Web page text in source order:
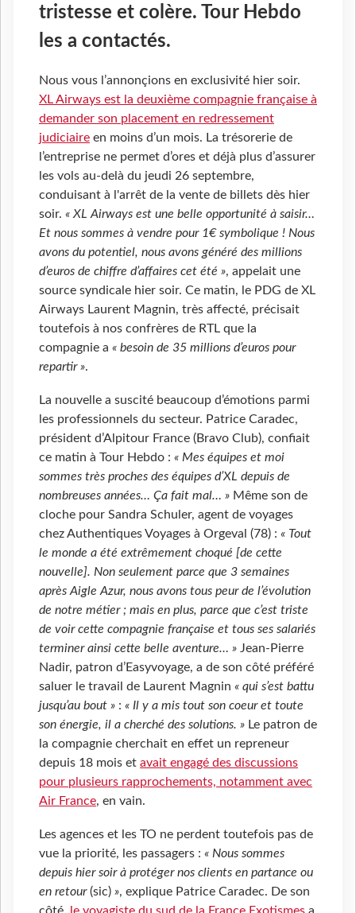
tristesse et colère. Tour Hebdo
les a contactés.
Nous vous l’annonçions en exclusivité hier soir.
XL Airways est la deuxième compagnie française à
demander son placement en redressement
judiciaire en moins d’un mois. La trésorerie de
l’entreprise ne permet d’ores et déjà plus d’assurer
les vols au-delà du jeudi 26 septembre,
conduisant à l'arrêt de la vente de billets dès hier
soir. « XL Airways est une belle opportunité à saisir…
Et nous sommes à vendre pour 1€ symbolique ! Nous
avons du potentiel, nous avons généré des millions
d’euros de chiffre d’affaires cet été », appelait une
source syndicale hier soir. Ce matin, le PDG de XL
Airways Laurent Magnin, très affecté, précisait
toutefois à nos confrères de RTL que la
compagnie a « besoin de 35 millions d’euros pour
repartir ».
La nouvelle a suscité beaucoup d’émotions parmi
les professionnels du secteur. Patrice Caradec,
président d’Alpitour France (Bravo Club), confiait
ce matin à Tour Hebdo : « Mes équipes et moi
sommes très proches des équipes d’XL depuis de
nombreuses années… Ça fait mal… » Même son de
cloche pour Sandra Schuler, agent de voyages
chez Authentiques Voyages à Orgeval (78) : « Tout
le monde a été extrêmement choqué [de cette
nouvelle]. Non seulement parce que 3 semaines
après Aigle Azur, nous avons tous peur de l’évolution
de notre métier ; mais en plus, parce que c’est triste
de voir cette compagnie française et tous ses salariés
terminer ainsi cette belle aventure… » Jean-Pierre
Nadir, patron d’Easyvoyage, a de son côté préféré
saluer le travail de Laurent Magnin « qui s’est battu
jusqu’au bout » : « Il y a mis tout son coeur et toute
son énergie, il a cherché des solutions. » Le patron de
la compagnie cherchait en effet un repreneur
depuis 18 mois et avait engagé des discussions
pour plusieurs rapprochements, notamment avec
Air France, en vain.
Les agences et les TO ne perdent toutefois pas de
vue la priorité, les passagers : « Nous sommes
depuis hier soir à protéger nos clients en partance ou
en retour(sic) », explique Patrice Caradec. De son